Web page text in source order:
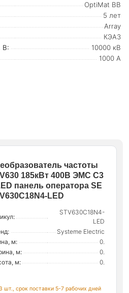
OptiMat BB
5 лет
Array
КЭАЗ
В:
10000 кВ
1000 А
частоты
185кВт 400В ЭМС С3
панель оператора SE
LED
STV630C18N4-
LED
Systeme Electric
м:
0.
м:
0.
м:
0.
шт., срок поставки 5-7 рабочих дней